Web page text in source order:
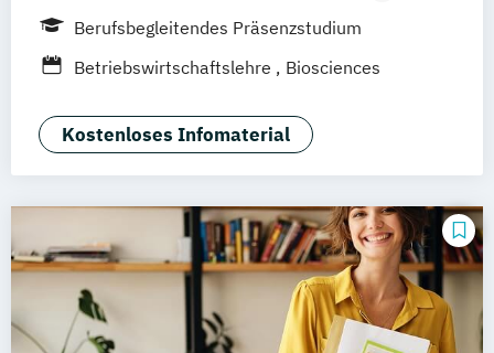
Hamburg
Idstein München
Wiesbaden
Hannover
Dortmund Erfurt Stuttgart
Braunschweig
Berufsbegleitendes Präsenzstudium
Betriebswirtschaftslehre
Biosciences
Kostenloses Infomaterial